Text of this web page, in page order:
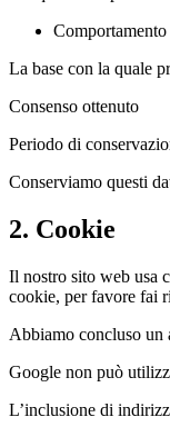
La base con la quale
Consenso ottenuto
Periodo di
Conserviamo questi
2. Cookie
Il nostro sito web usa
cookie, per favore fai
Abbiamo concluso un
Google non può
L’inclusione di